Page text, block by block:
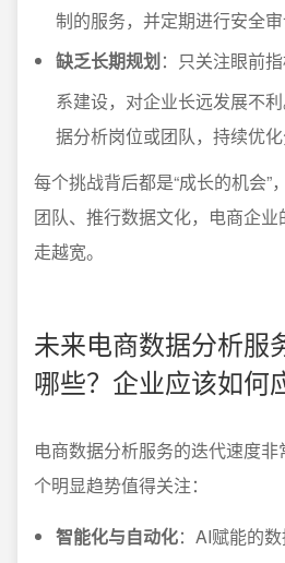
制的服务，并定期进行安全审
缺乏长期规划：只关注眼前
系建设，对企业长远发展不
据分析岗位或团队，持续优化
每个挑战背后都是“成长的机会”
团队、推行数据文化，电商企
走越宽。
未来电商数据分析服
哪些？企业应该如何
电商数据分析服务的迭代速度
个明显趋势值得关注：
智能化与自动化：AI赋能的